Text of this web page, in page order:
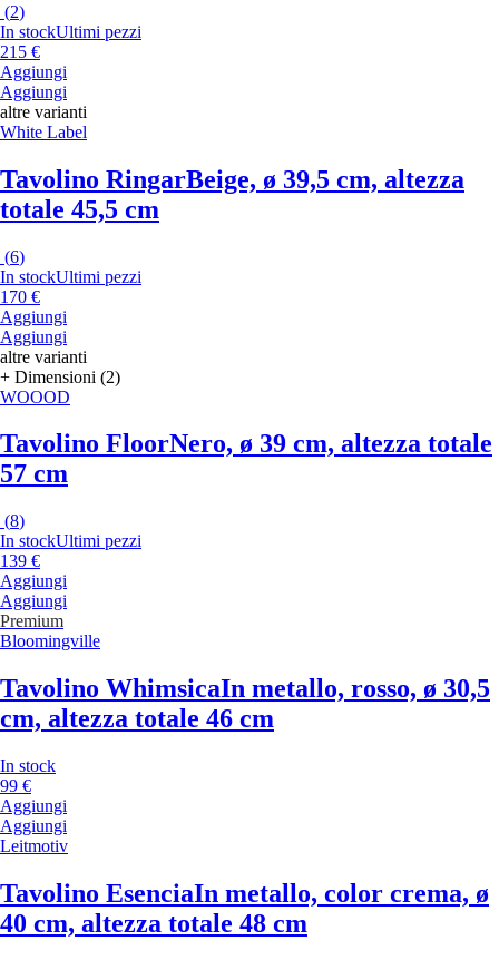
(2)
In stockUltimi pezzi
215 €
Aggiungi
Aggiungi
altre varianti
White Label
Tavolino RingarBeige, ø 39,5 cm, altezza
totale 45,5 cm
(6)
In stockUltimi pezzi
170 €
Aggiungi
Aggiungi
altre varianti
+ Dimensioni (2)
WOOOD
Tavolino FloorNero, ø 39 cm, altezza totale
57 cm
(8)
In stockUltimi pezzi
139 €
Aggiungi
Aggiungi
Premium
Bloomingville
Tavolino WhimsicaIn metallo, rosso, ø 30,5
cm, altezza totale 46 cm
In stock
99 €
Aggiungi
Aggiungi
Leitmotiv
Tavolino EsenciaIn metallo, color crema, ø
40 cm, altezza totale 48 cm